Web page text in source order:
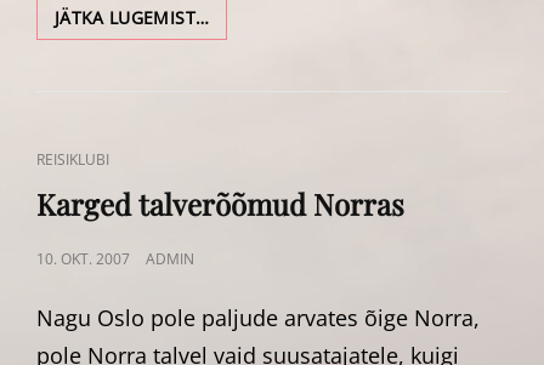
JÄTKA LUGEMIST…EESTI
ASJUR
CAT
LINKS
REISIKLUBI
Karged talverõõmud Norras
POSTED
10. OKT. 2007 ADMIN
Nagu Oslo pole paljude arvates õige Norra,
pole Norra talvel vaid suusatajatele, kuigi